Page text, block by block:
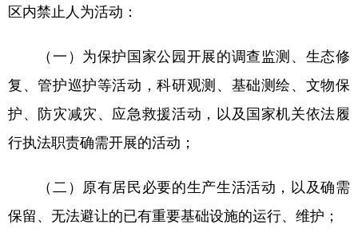
区内禁止人为活动：
（一）为保护国家公园开展的调查监测、生态修
复、管护巡护等活动，科研观测、基础测绘、文物保
护、防灾减灾、应急救援活动，以及国家机关依法履
行执法职责确需开展的活动；
（二）原有居民必要的生产生活活动，以及确需
保留、无法避让的已有重要基础设施的运行、维护；